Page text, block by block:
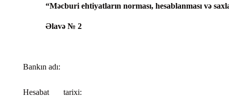
“Məcburi ehtiyatların norması, hesablanması və
Əlavə № 2
Bankın adı:
Hesabat tarixi: